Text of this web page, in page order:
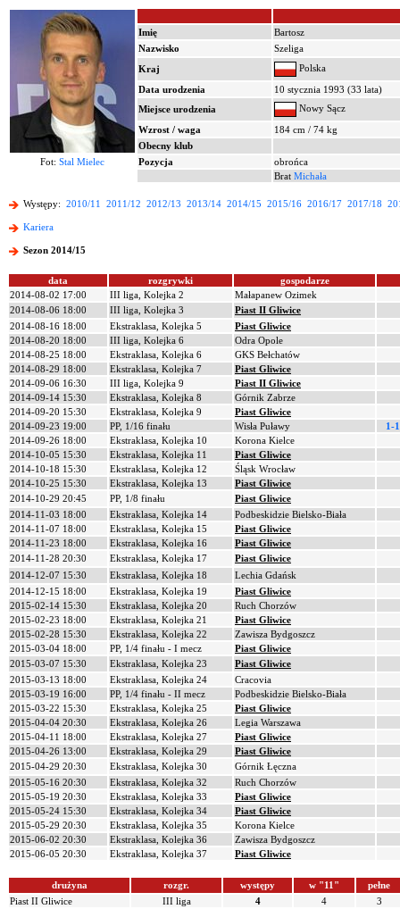
Imię
Bartosz
Nazwisko
Szeliga
Kraj
Polska
Data urodzenia
10 stycznia 1993 (33 lata)
Miejsce urodzenia
Nowy Sącz
Wzrost / waga
184 cm / 74 kg
Obecny klub
Fot: Stal Mielec Pozycja
obrońca
Brat Michała
Występy: 2010/11 2011/12 2012/13 2013/14 2014/15 2015/16 2016/17 2017/18
Kariera
Sezon 2014/15
data rozgrywki
gospodarze
2014-08-02 17:00
III liga, Kolejka 2
Małapanew Ozimek
2014-08-06 18:00
III liga, Kolejka 3
Piast II Gliwice
2014-08-16 18:00
Ekstraklasa, Kolejka 5
Piast Gliwice
2014-08-20 18:00
III liga, Kolejka 6
Odra Opole
2014-08-25 18:00
Ekstraklasa, Kolejka 6
GKS Bełchatów
2014-08-29 18:00
Ekstraklasa, Kolejka 7
Piast Gliwice
2014-09-06 16:30
III liga, Kolejka 9
Piast II Gliwice
2014-09-14 15:30
Ekstraklasa, Kolejka 8
Górnik Zabrze
2014-09-20 15:30
Ekstraklasa, Kolejka 9
Piast Gliwice
2014-09-23 19:00
PP, 1/16 finału Wisła Puławy
1-
2014-09-26 18:00
Ekstraklasa, Kolejka 10
Korona Kielce
2014-10-05 15:30
Ekstraklasa, Kolejka 11
Piast Gliwice
2014-10-18 15:30
Ekstraklasa, Kolejka 12
Śląsk Wrocław
2014-10-25 15:30
Ekstraklasa, Kolejka 13
Piast Gliwice
2014-10-29 20:45
PP, 1/8 finału
Piast Gliwice
2014-11-03 18:00
Ekstraklasa, Kolejka 14
Podbeskidzie Bielsko-Biała
2014-11-07 18:00
Ekstraklasa, Kolejka 15
Piast Gliwice
2014-11-23 18:00
Ekstraklasa, Kolejka 16
Piast Gliwice
2014-11-28 20:30
Ekstraklasa, Kolejka 17
Piast Gliwice
2014-12-07 15:30
Ekstraklasa, Kolejka 18
Lechia Gdańsk
2014-12-15 18:00
Ekstraklasa, Kolejka 19
Piast Gliwice
2015-02-14 15:30
Ekstraklasa, Kolejka 20
Ruch Chorzów
2015-02-23 18:00
Ekstraklasa, Kolejka 21
Piast Gliwice
2015-02-28 15:30
Ekstraklasa, Kolejka 22
Zawisza Bydgoszcz
2015-03-04 18:00
PP, 1/4 finału - I mecz
Piast Gliwice
2015-03-07 15:30
Ekstraklasa, Kolejka 23
Piast Gliwice
2015-03-13 18:00
Ekstraklasa, Kolejka 24
Cracovia
2015-03-19 16:00
PP, 1/4 finału - II mecz
Podbeskidzie Bielsko-Biała
2015-03-22 15:30
Ekstraklasa, Kolejka 25
Piast Gliwice
2015-04-04 20:30
Ekstraklasa, Kolejka 26
Legia Warszawa
2015-04-11 18:00
Ekstraklasa, Kolejka 27
Piast Gliwice
2015-04-26 13:00
Ekstraklasa, Kolejka 29
Piast Gliwice
2015-04-29 20:30
Ekstraklasa, Kolejka 30
Górnik Łęczna
2015-05-16 20:30
Ekstraklasa, Kolejka 32
Ruch Chorzów
2015-05-19 20:30
Ekstraklasa, Kolejka 33
Piast Gliwice
2015-05-24 15:30
Ekstraklasa, Kolejka 34
Piast Gliwice
2015-05-29 20:30
Ekstraklasa, Kolejka 35
Korona Kielce
2015-06-02 20:30
Ekstraklasa, Kolejka 36
Zawisza Bydgoszcz
2015-06-05 20:30
Ekstraklasa, Kolejka 37 Piast Gliwice
drużyna rozgr. występy w "11"
pełne
Piast II Gliwice
III liga 4 4
3